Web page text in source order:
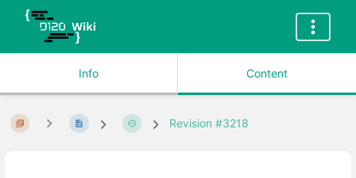
Info Content
Revision #3218